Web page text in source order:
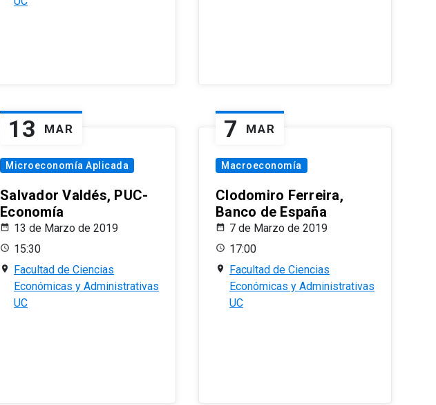
13 MAR
Microeconomía Aplicada
Salvador Valdés, PUC-
Economía
13 de Marzo de 2019
15:30
Facultad de Ciencias
Económicas y Administrativas
UC
7 MAR
Macroeconomía
Clodomiro Ferreira,
Banco de España
7 de Marzo de 2019
17:00
Facultad de Ciencias
Económicas y Administrativas
UC